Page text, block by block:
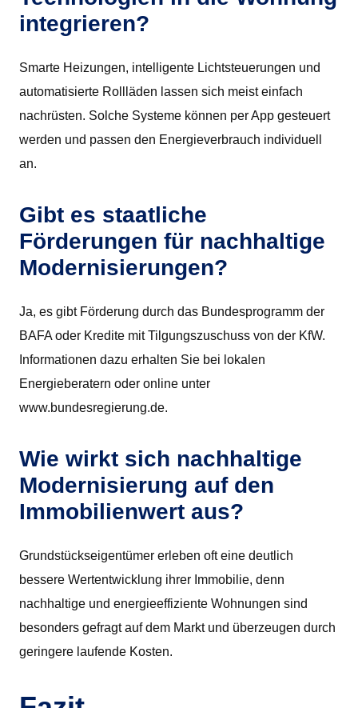
integrieren?
Smarte Heizungen, intelligente Lichtsteuerungen und
automatisierte Rollläden lassen sich meist einfach
nachrüsten. Solche Systeme können per App gesteuert
werden und passen den Energieverbrauch individuell
an.
Gibt es staatliche
Förderungen für nachhaltige
Modernisierungen?
Ja, es gibt Förderung durch das Bundesprogramm der
BAFA oder Kredite mit Tilgungszuschuss von der KfW.
Informationen dazu erhalten Sie bei lokalen
Energieberatern oder online unter
www.bundesregierung.de.
Wie wirkt sich nachhaltige
Modernisierung auf den
Immobilienwert aus?
Grundstückseigentümer erleben oft eine deutlich
bessere Wertentwicklung ihrer Immobilie, denn
nachhaltige und energieeffiziente Wohnungen sind
besonders gefragt auf dem Markt und überzeugen durch
geringere laufende Kosten.